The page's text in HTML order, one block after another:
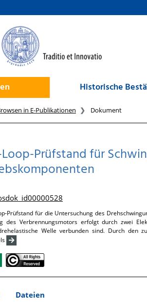
Historische
in E-Publikationen Dokument
Prüfstand für
Prüfstand für die Untersuchung des
des Verbrennungsmotors erfolgt durch zwei
Welle verbunden sind. Durch den
Dateien